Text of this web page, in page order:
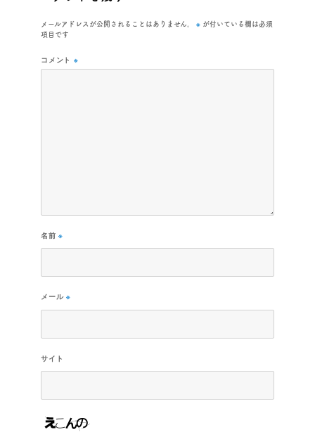
メールアドレスが公開されることはありません。 ※ が付いている欄は必須
項目です
コメント ※
名前※
メール※
サイト